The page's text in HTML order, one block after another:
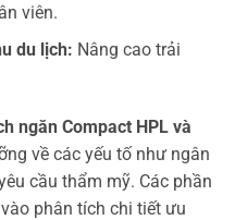
viên.
du lịch: Nâng cao trải
ngăn Compact HPL và
về các yếu tố như ngân
cầu thẩm mỹ. Các phần
phân tích chi tiết ưu